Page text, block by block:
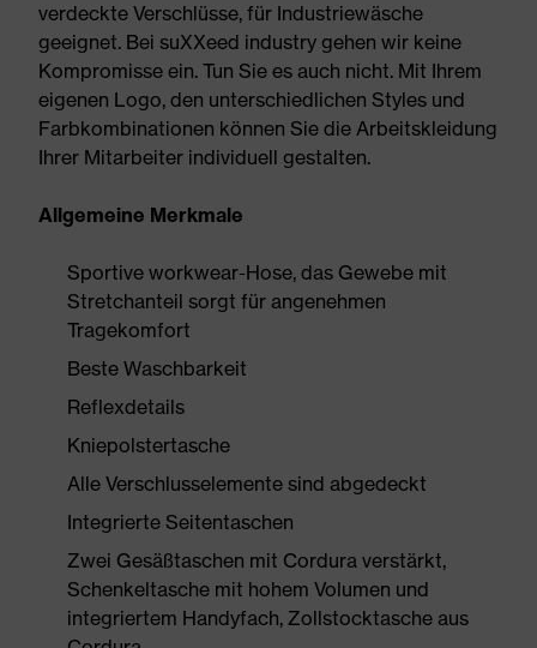
verdeckte Verschlüsse, für Industriewäsche
geeignet. Bei suXXeed industry gehen wir keine
Kompromisse ein. Tun Sie es auch nicht. Mit Ihrem
eigenen Logo, den unterschiedlichen Styles und
Farbkombinationen können Sie die Arbeitskleidung
Ihrer Mitarbeiter individuell gestalten.
Allgemeine Merkmale
Sportive workwear-Hose, das Gewebe mit
Stretchanteil sorgt für angenehmen
Tragekomfort
Beste Waschbarkeit
Reflexdetails
Kniepolstertasche
Alle Verschlusselemente sind abgedeckt
Integrierte Seitentaschen
Zwei Gesäßtaschen mit Cordura verstärkt,
Schenkeltasche mit hohem Volumen und
integriertem Handyfach, Zollstocktasche aus